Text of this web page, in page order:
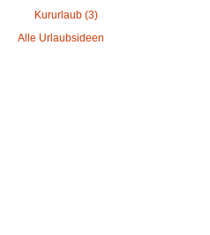
Kururlaub (3)
Alle Urlaubsideen